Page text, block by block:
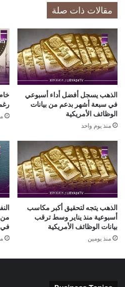
مقالات ذات صلة
الذهب يسجل أفضل أداء أسبوعي
في سبعة أشهر بدعم من بيانات
الوظائف الأمريكية
منذ يوم واحد
الذهب يتجه لتحقيق أكبر مكاسب
أسبوعية منذ يناير وسط ترقب
بيانات الوظائف الأمريكية
منذ يومين
من
في